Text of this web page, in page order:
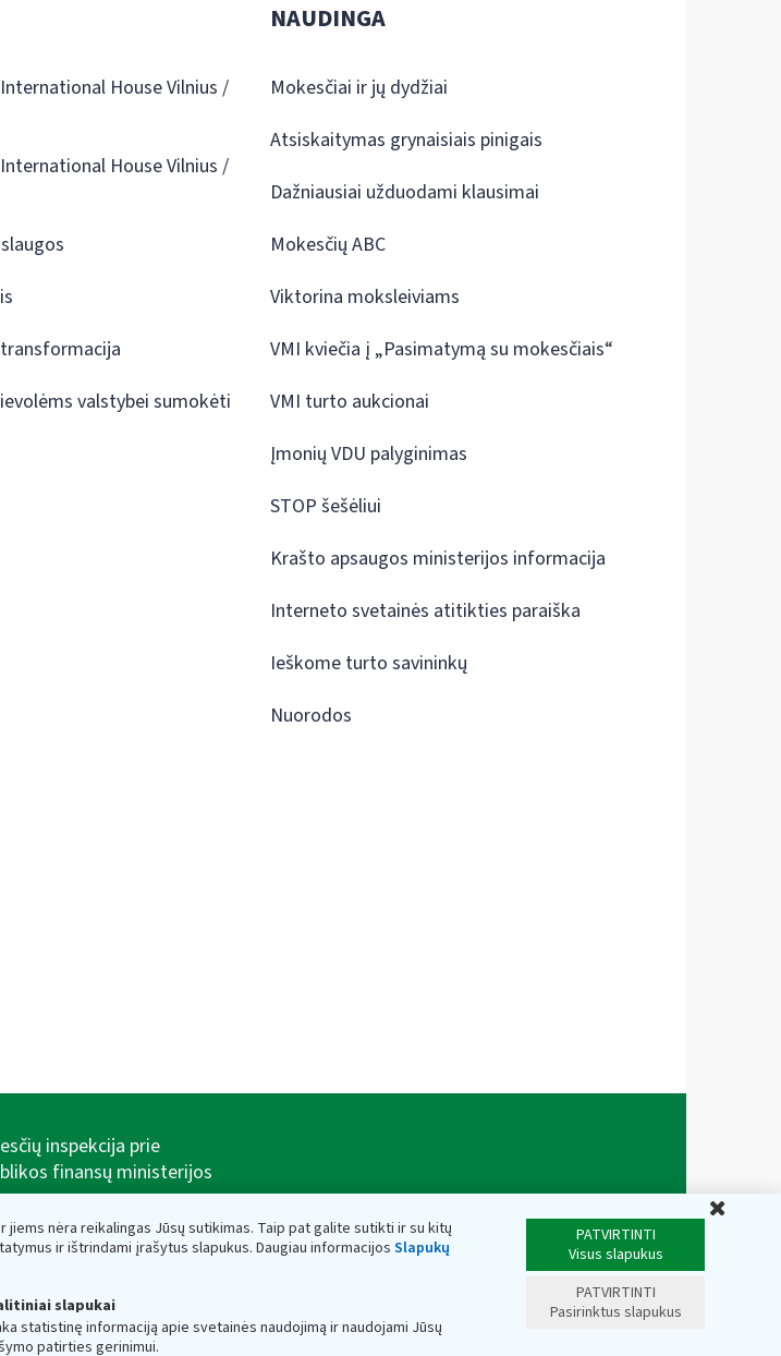
nėra reikalingas Jūsų sutikimas. Taip pat galite sutikti ir su kitų
ir ištrindami įrašytus slapukus. Daugiau informacijos Slapukų
slapukai
statistinę informaciją apie svetainės naudojimą ir naudojami Jūsų
patirties gerinimui.
PATVIRTINTI
Visus slapukus
PATVIRTINTI
Pasirinktus slapukus
House Vilnius /
House Vilnius /
valstybei sumokėti
NAUDINGA
Mokesčiai ir jų dydžiai
Atsiskaitymas grynaisiais pinigais
Dažniausiai užduodami klausimai
Mokesčių ABC
Viktorina moksleiviams
VMI kviečia į „Pasimatymą su mokesčiais“
VMI turto aukcionai
Įmonių VDU palyginimas
STOP šešėliui
Krašto apsaugos ministerijos informacija
Interneto svetainės atitikties paraiška
Ieškome turto savininkų
Nuorodos
inspekcija prie
finansų ministerijos
g. 14, 01107 Vilnius, Lietuva,
, E. pristatymo dėžutės adresas
finansų ministerijos kaupiami ir
registre